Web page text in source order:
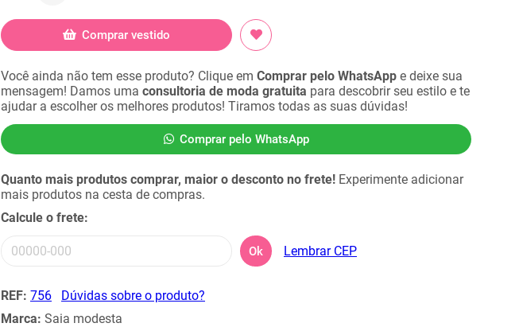
Comprar vestido
Você ainda não tem esse produto? Clique em Comprar pelo WhatsApp e deixe sua
mensagem! Damos uma consultoria de moda gratuita para descobrir seu estilo e te
ajudar a escolher os melhores produtos! Tiramos todas as suas dúvidas!
Comprar pelo WhatsApp
Quanto mais produtos comprar, maior o desconto no frete! Experimente adicionar
mais produtos na cesta de compras.
Calcule o frete:
Ok Lembrar CEP
REF: 756
Dúvidas sobre o produto?
Marca: Saia modesta